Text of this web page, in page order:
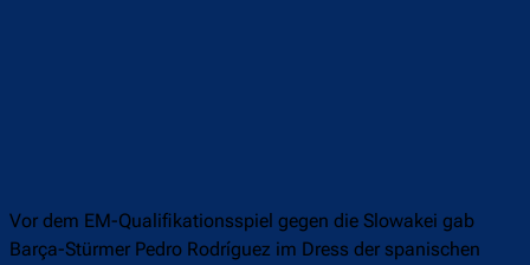
Vor dem EM-Qualifikationsspiel gegen die Slowakei gab
Barça-Stürmer Pedro Rodríguez im Dress der spanischen